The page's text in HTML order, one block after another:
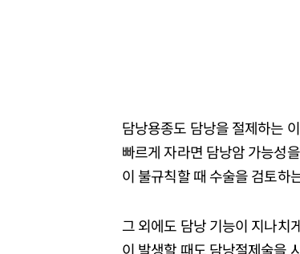
담낭용종도 담낭을 절제하는
빠르게 자라면 담낭암 가능성
이 불규칙할 때 수술을 검토하
그 외에도 담낭 기능이 지나치
이 발생할 때도 담낭절제술을